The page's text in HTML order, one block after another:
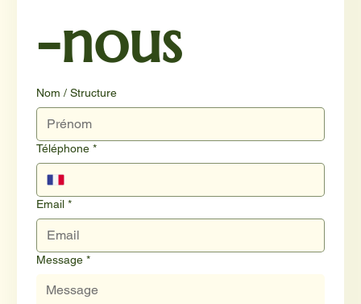
-nous
Nom / Structure
Téléphone *
Email *
Message *